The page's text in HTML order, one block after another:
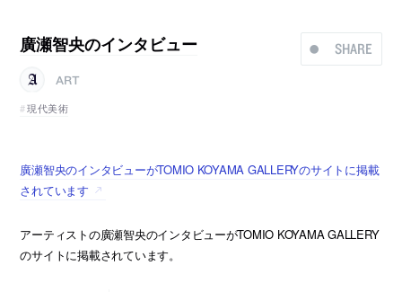
SHARE
廣瀬智央のインタビュー
ART
現代美術
廣瀬智央のインタビューがTOMIO KOYAMA GALLERYのサイトに掲載
されています
アーティストの廣瀬智央のインタビューがTOMIO KOYAMA GALLERY
のサイトに掲載されています。